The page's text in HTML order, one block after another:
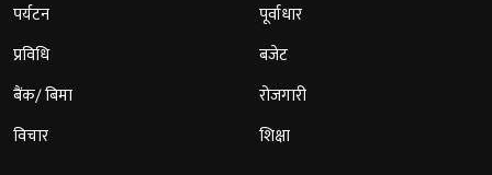
पर्यटन
प्रविधि
बैंक/ बिमा
विचार
पूर्वाधार
बजेट
रोजगारी
शिक्षा